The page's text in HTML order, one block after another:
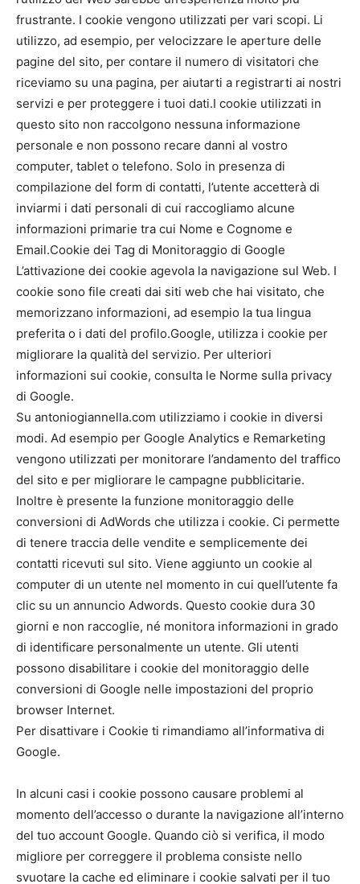
frustrante. I cookie vengono utilizzati per vari scopi. Li
utilizzo, ad esempio, per velocizzare le aperture delle
pagine del sito, per contare il numero di visitatori che
riceviamo su una pagina, per aiutarti a registrarti ai nostri
servizi e per proteggere i tuoi dati.I cookie utilizzati in
questo sito non raccolgono nessuna informazione
personale e non possono recare danni al vostro
computer, tablet o telefono. Solo in presenza di
compilazione del form di contatti, l’utente accetterà di
inviarmi i dati personali di cui raccogliamo alcune
informazioni primarie tra cui Nome e Cognome e
Email.Cookie dei Tag di Monitoraggio di Google
L’attivazione dei cookie agevola la navigazione sul Web. I
cookie sono file creati dai siti web che hai visitato, che
memorizzano informazioni, ad esempio la tua lingua
preferita o i dati del profilo.Google, utilizza i cookie per
migliorare la qualità del servizio. Per ulteriori
informazioni sui cookie, consulta le Norme sulla privacy
di Google.
Su antoniogiannella.com utilizziamo i cookie in diversi
modi. Ad esempio per Google Analytics e Remarketing
vengono utilizzati per monitorare l’andamento del traffico
del sito e per migliorare le campagne pubblicitarie.
Inoltre è presente la funzione monitoraggio delle
conversioni di AdWords che utilizza i cookie. Ci permette
di tenere traccia delle vendite e semplicemente dei
contatti ricevuti sul sito. Viene aggiunto un cookie al
computer di un utente nel momento in cui quell’utente fa
clic su un annuncio Adwords. Questo cookie dura 30
giorni e non raccoglie, né monitora informazioni in grado
di identificare personalmente un utente. Gli utenti
possono disabilitare i cookie del monitoraggio delle
conversioni di Google nelle impostazioni del proprio
browser Internet.
Per disattivare i Cookie ti rimandiamo all’informativa di
Google.
In alcuni casi i cookie possono causare problemi al
momento dell’accesso o durante la navigazione all’interno
del tuo account Google. Quando ciò si verifica, il modo
migliore per correggere il problema consiste nello
svuotare la cache ed eliminare i cookie salvati per il tuo